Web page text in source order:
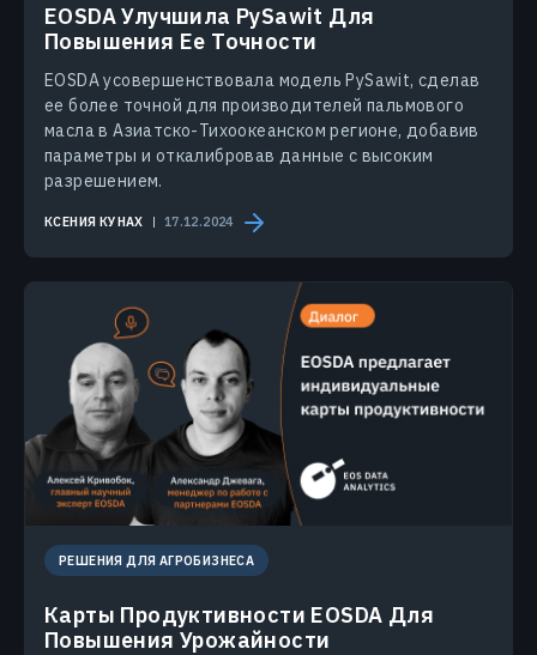
EOSDA Улучшила PySawit Для
Повышения Ее Точности
EOSDA усовершенствовала модель PySawit, сделав
ее более точной для производителей пальмового
масла в Азиатско-Тихоокеанском регионе, добавив
параметры и откалибровав данные с высоким
разрешением.
КСЕНИЯ КУНАХ 17.12.2024
РЕШЕНИЯ ДЛЯ АГРОБИЗНЕСА
Карты Продуктивности EOSDA Для
Повышения Урожайности